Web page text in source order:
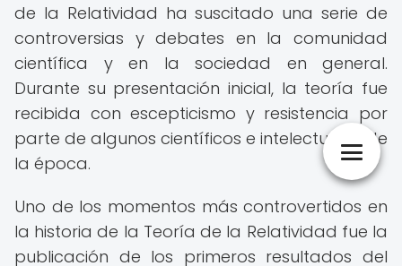
de la Relatividad ha suscitado una serie de
controversias y debates en la comunidad
científica y en la sociedad en general.
Durante su presentación inicial, la teoría fue
recibida con escepticismo y resistencia por
parte de algunos científicos e intelectuales de
la época.
Uno de los momentos más controvertidos en
la historia de la Teoría de la Relatividad fue la
publicación de los primeros resultados del